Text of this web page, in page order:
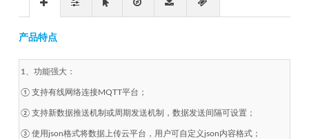
产品特点
1、功能强大：
① 支持有线网络连接MQTT平台；
② 支持新数据推送机制或周期发送机制，数据发送间隔可设置；
③ 使用json格式将数据上传云平台，用户可自定义json内容格式；